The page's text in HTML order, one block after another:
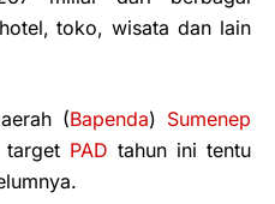
toko, wisata dan lain
(Bapenda) Sumenep
target PAD tahun ini tentu